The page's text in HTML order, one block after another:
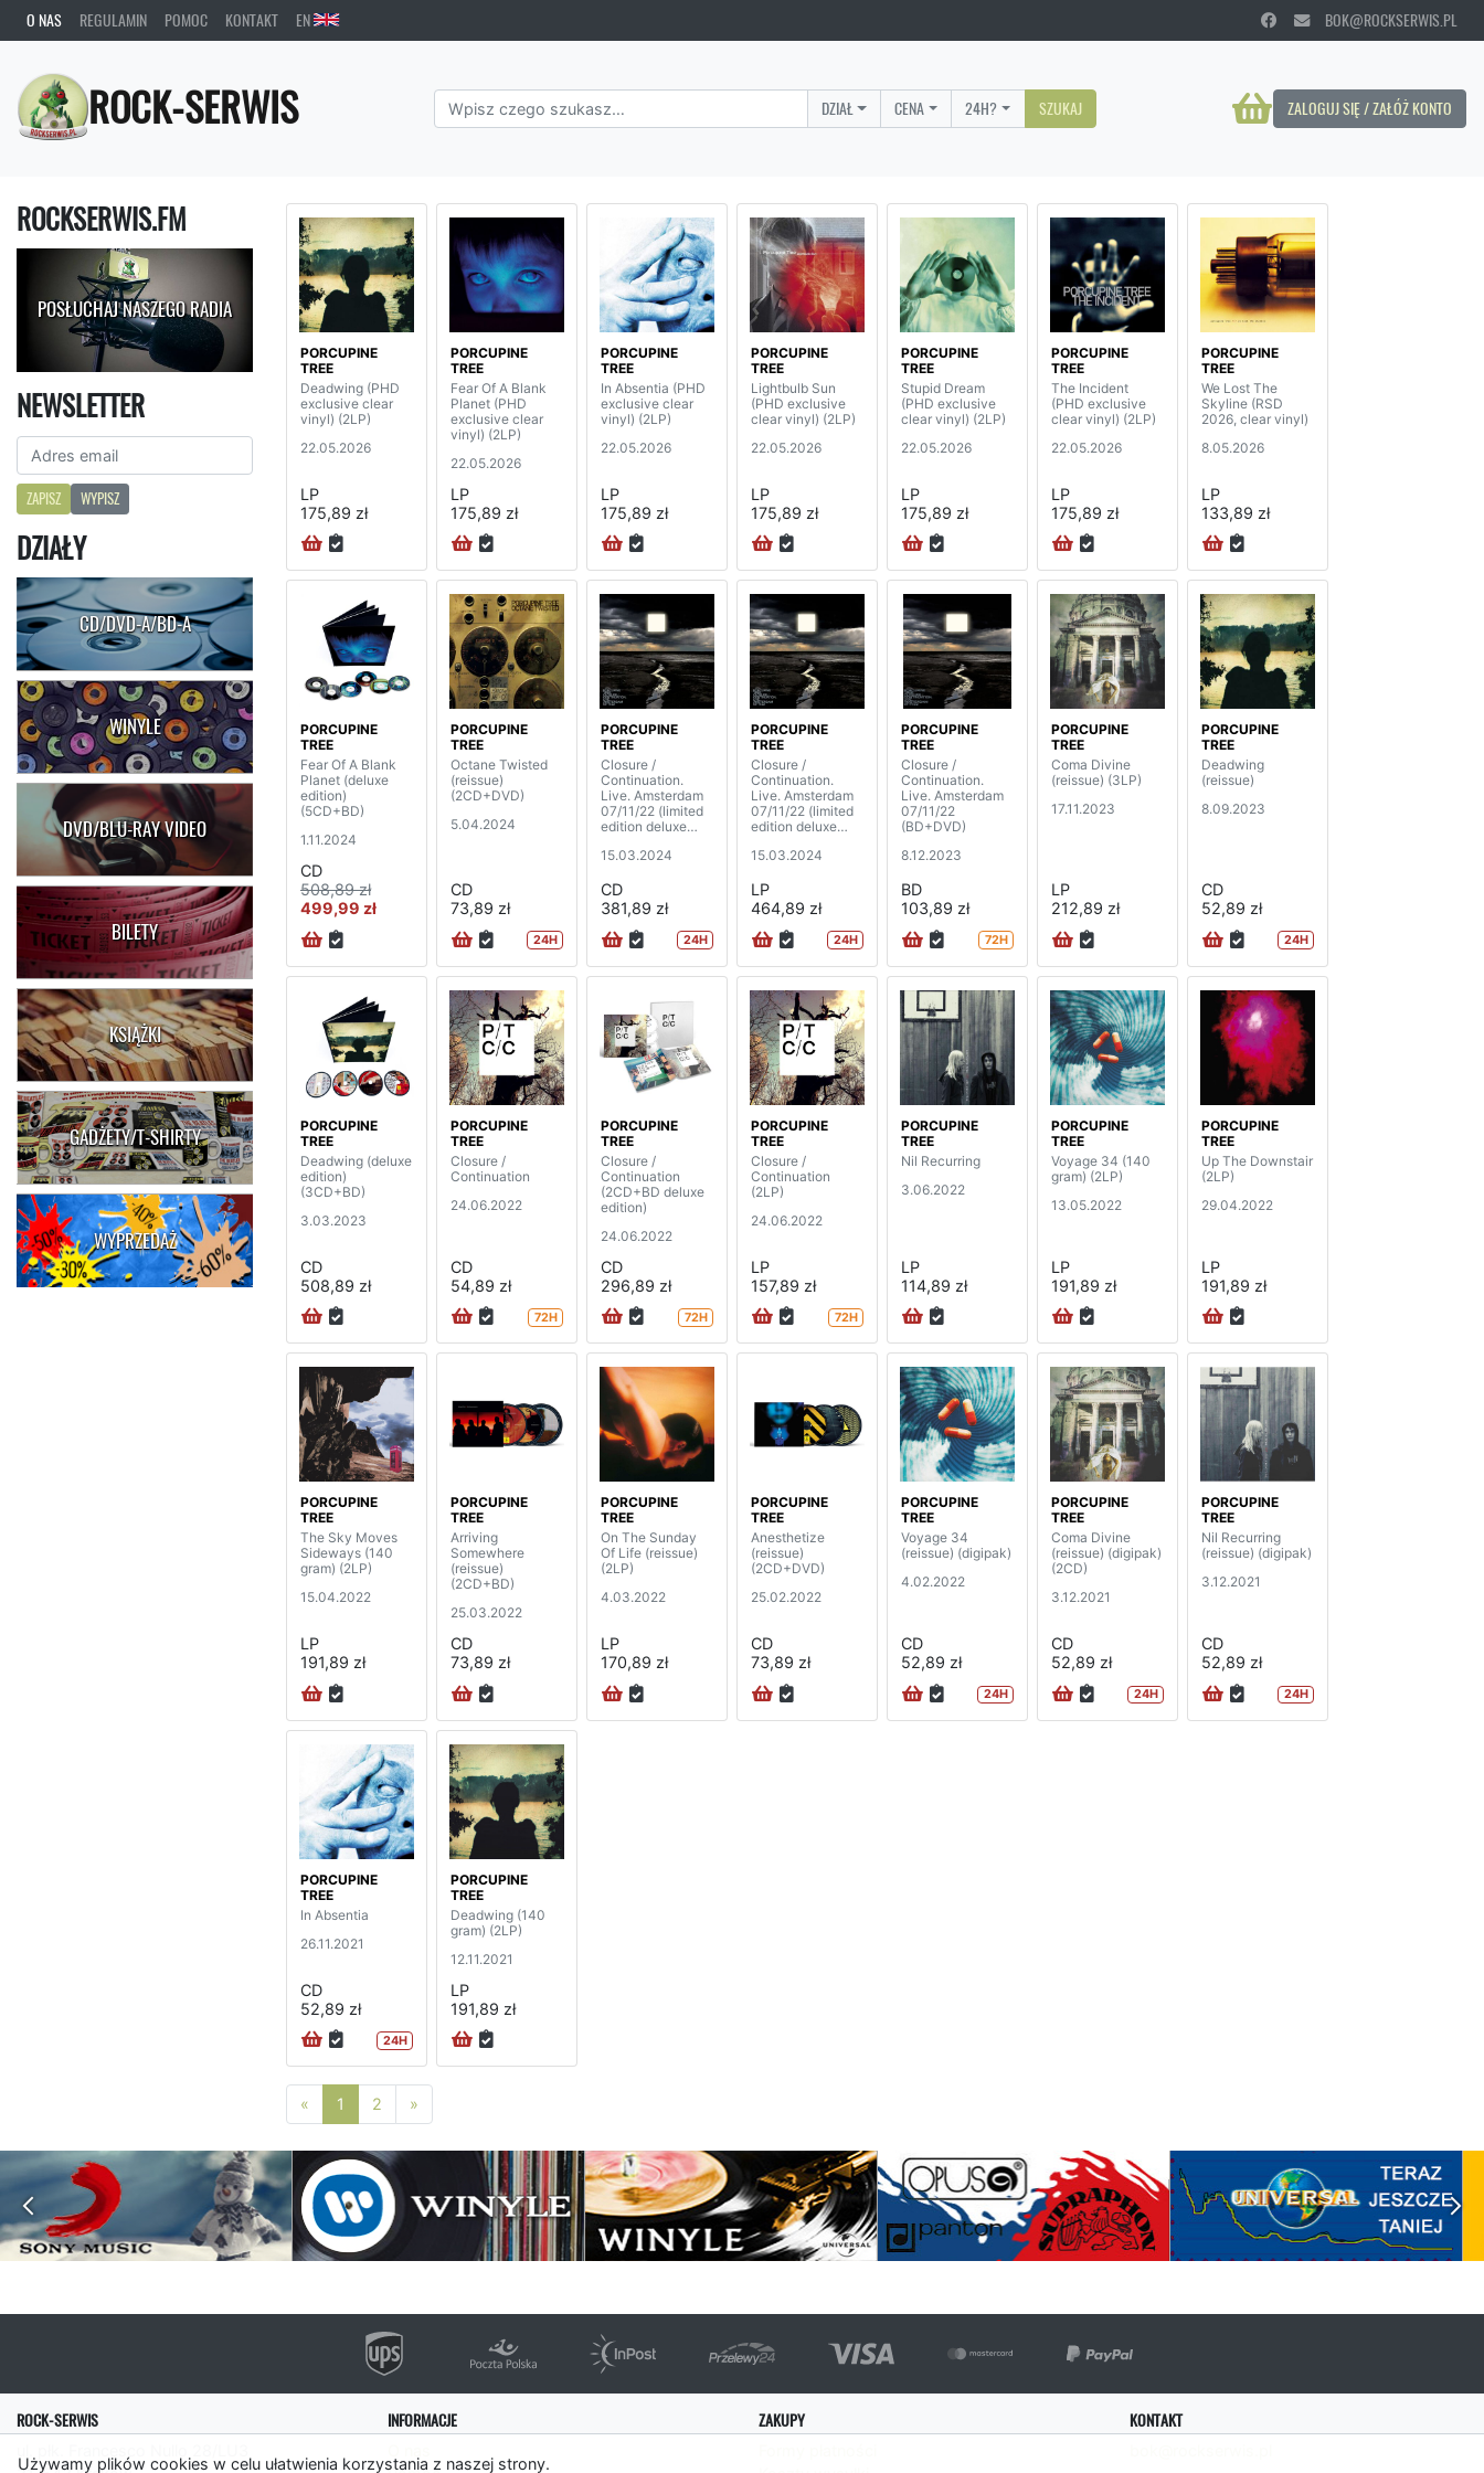
Używamy plików cookies w celu ułatwienia korzystania z naszej strony.
O NAS REGULAMIN POMOC KONTAKT EN BOK@ROCKSERWIS.PL
ROCK-SERWIS ZALOGUJ SIĘ / ZAŁÓŻ KONTO
DZIAŁ CENA 24H? SZUKAJ
ROCKSERWIS.FM
POSŁUCHAJ NASZEGO RADIA
NEWSLETTER
ZAPISZ WYPISZ
DZIAŁY
CD/DVD-A/BD-A
WINYLE
DVD/BLU-RAY VIDEO
BILETY
KSIĄŻKI
GADŻETY/T-SHIRTY
WYPRZEDAŻ
PORCUPINE
TREE
Deadwing (PHD
exclusive clear
vinyl) (2LP)
22.05.2026
LP
175,89 zł
PORCUPINE
TREE
Fear Of A Blank
Planet (PHD
exclusive clear
vinyl) (2LP)
22.05.2026
LP
175,89 zł
PORCUPINE
TREE
In Absentia (PHD
exclusive clear
vinyl) (2LP)
22.05.2026
LP
175,89 zł
PORCUPINE
TREE
Lightbulb Sun
(PHD exclusive
clear vinyl) (2LP)
22.05.2026
LP
175,89 zł
PORCUPINE
TREE
Stupid Dream
(PHD exclusive
clear vinyl) (2LP)
22.05.2026
LP
175,89 zł
PORCUPINE
TREE
The Incident
(PHD exclusive
clear vinyl) (2LP)
22.05.2026
LP
175,89 zł
PORCUPINE
TREE
We Lost The
Skyline (RSD
2026, clear vinyl)
8.05.2026
LP
133,89 zł
PORCUPINE
TREE
Fear Of A Blank
Planet (deluxe
edition)
(5CD+BD)
1.11.2024
CD
508,89 zł
499,99 zł
PORCUPINE
TREE
Octane Twisted
(reissue)
(2CD+DVD)
5.04.2024
CD
73,89 zł
24H
PORCUPINE
TREE
Closure /
Continuation.
Live. Amsterdam
07/11/22 (limited
edition deluxe
(2CD+BD+DVD+
15.03.2024
CD
381,89 zł
24H
PORCUPINE
TREE
Closure /
Continuation.
Live. Amsterdam
07/11/22 (limited
edition deluxe
15.03.2024
LP
464,89 zł
24H
PORCUPINE
TREE
Closure /
Continuation.
Live. Amsterdam
07/11/22
(BD+DVD)
8.12.2023
BD
103,89 zł
72H
PORCUPINE
TREE
Coma Divine
(reissue) (3LP)
17.11.2023
LP
212,89 zł
PORCUPINE
TREE
Deadwing
(reissue)
8.09.2023
CD
52,89 zł
24H
PORCUPINE
TREE
Deadwing (deluxe
edition)
(3CD+BD)
3.03.2023
CD
508,89 zł
PORCUPINE
TREE
Closure /
Continuation
24.06.2022
CD
54,89 zł
72H
PORCUPINE
TREE
Closure /
Continuation
(2CD+BD deluxe
edition)
24.06.2022
CD
296,89 zł
72H
PORCUPINE
TREE
Closure /
Continuation
(2LP)
24.06.2022
LP
157,89 zł
72H
PORCUPINE
TREE
Nil Recurring
3.06.2022
LP
114,89 zł
PORCUPINE
TREE
Voyage 34 (140
gram) (2LP)
13.05.2022
LP
191,89 zł
PORCUPINE
TREE
Up The Downstair
(2LP)
29.04.2022
LP
191,89 zł
PORCUPINE
TREE
The Sky Moves
Sideways (140
gram) (2LP)
15.04.2022
LP
191,89 zł
PORCUPINE
TREE
Arriving
Somewhere
(reissue)
(2CD+BD)
25.03.2022
CD
73,89 zł
PORCUPINE
TREE
On The Sunday
Of Life (reissue)
(2LP)
4.03.2022
LP
170,89 zł
PORCUPINE
TREE
Anesthetize
(reissue)
(2CD+DVD)
25.02.2022
CD
73,89 zł
PORCUPINE
TREE
Voyage 34
(reissue) (digipak)
4.02.2022
CD
52,89 zł
24H
PORCUPINE
TREE
Coma Divine
(reissue) (digipak)
(2CD)
3.12.2021
CD
52,89 zł
24H
PORCUPINE
TREE
Nil Recurring
(reissue) (digipak)
3.12.2021
CD
52,89 zł
24H
PORCUPINE
TREE
In Absentia
26.11.2021
CD
52,89 zł
24H
PORCUPINE
TREE
Deadwing (140
gram) (2LP)
12.11.2021
LP
191,89 zł
« Poprzednia strona
1 2 »
ROCK-SERWIS INFORMACJE ZAKUPY KONTAKT